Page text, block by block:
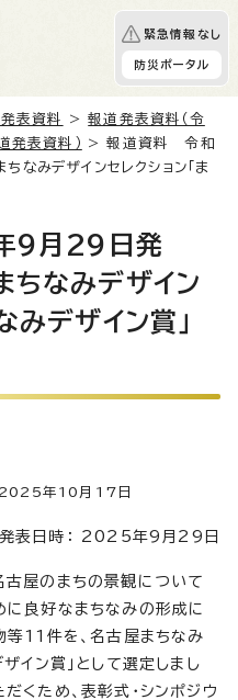
緊急情報なし
防災ポータル
表資料 >報道発表資料（令
発表資料）
> 報道資料 令和
みデザインセレクション「ま
9月29日発
なみデザイン
みデザイン賞」
年10月17日
表日時： 2025年9月29日
古屋のまちの景観について
に良好なまちなみの形成に
等11件を、名古屋まちなみ
イン賞」として選定しまし
くため、表彰式・シンポジウ